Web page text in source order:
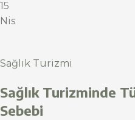
15
Nis
Sağlık Turizmi
Sağlık Turizminde
Sebebi